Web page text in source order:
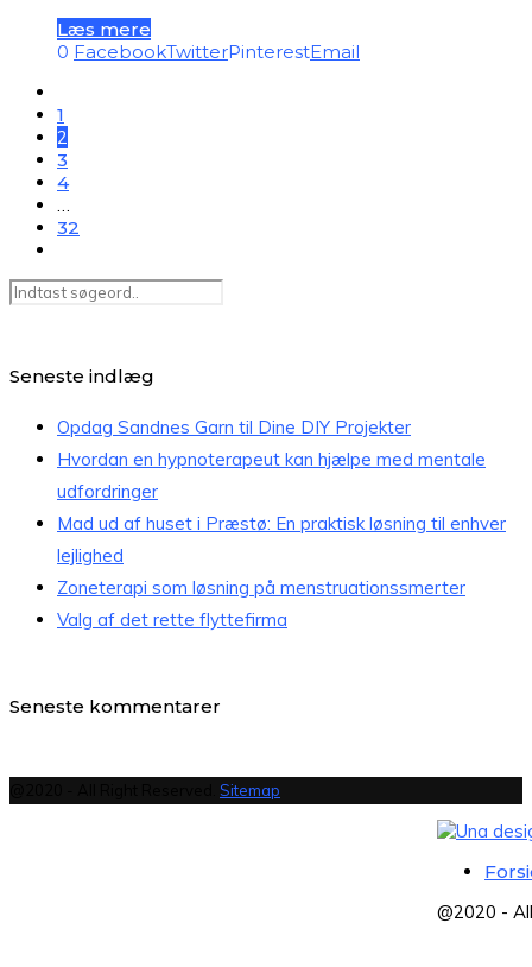
Læs mere
0 FacebookTwitterPinterestEmail
1
2
3
4
…
32
Seneste indlæg
Opdag Sandnes Garn til Dine DIY Projekter
Hvordan en hypnoterapeut kan hjælpe med mentale
udfordringer
Mad ud af huset i Præstø: En praktisk løsning til enhver
lejlighed
Zoneterapi som løsning på menstruationssmerter
Valg af det rette flyttefirma
Seneste kommentarer
Sitemap
@2020 -